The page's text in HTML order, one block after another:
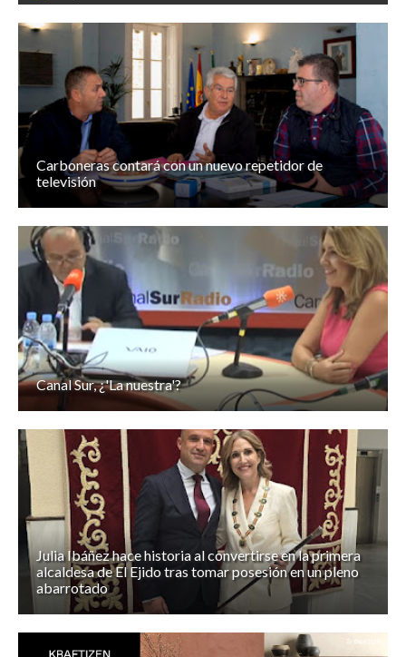
Carboneras contará con un nuevo repetidor de
televisión
Canal Sur, ¿'La nuestra'?
Julia Ibáñez hace historia al convertirse en la primera
alcaldesa de El Ejido tras tomar posesión en un pleno
abarrotado